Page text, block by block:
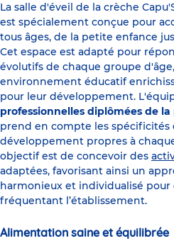
La salle d'éveil de la crèche
est spécialement conçue pour
tous âges, de la petite enfance
Cet espace est adapté pour
évolutifs de chaque groupe
environnement éducatif
pour leur développement.
professionnelles diplômées de
prend en compte les spécificités
développement propres à
objectif est de concevoir des
adaptées, favorisant ainsi un
harmonieux et individualisé
fréquentant l’établissement.
Alimentation saine et équilibrée